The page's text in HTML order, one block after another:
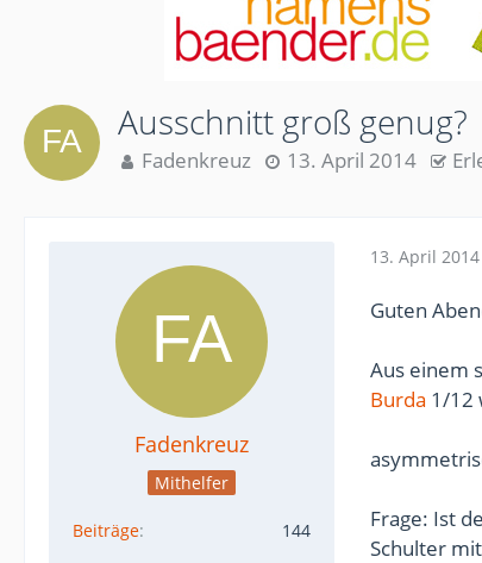
Ausschnitt groß genug?
Fadenkreuz 13. April 2014
Fadenkreuz
Mithelfer
Beiträge 144
13. April 2014
Guten
Aus einem
Burda 1/12
Frage: Ist
Schulter